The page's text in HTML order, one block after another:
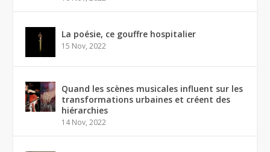
La poésie, ce gouffre hospitalier
15 Nov, 2022
Quand les scènes musicales influent sur les
transformations urbaines et créent des
hiérarchies
14 Nov, 2022